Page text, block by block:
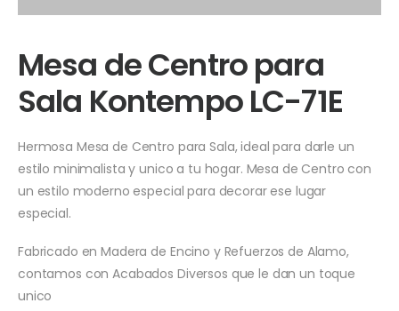
Mesa de Centro para
Sala Kontempo LC-71E
Hermosa Mesa de Centro para Sala, ideal para darle un
estilo minimalista y unico a tu hogar. Mesa de Centro con
un estilo moderno especial para decorar ese lugar
especial.
Fabricado en Madera de Encino y Refuerzos de Alamo,
contamos con Acabados Diversos que le dan un toque
unico